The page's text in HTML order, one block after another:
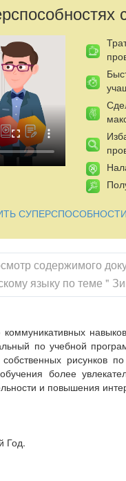
содержимого
языку по теме "
коммуникативных
по учебной
рисунков
более
и повышения
Год.